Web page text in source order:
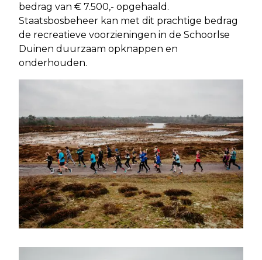
bedrag van € 7.500,- opgehaald.
Staatsbosbeheer kan met dit prachtige bedrag
de recreatieve voorzieningen in de Schoorlse
Duinen duurzaam opknappen en
onderhouden.